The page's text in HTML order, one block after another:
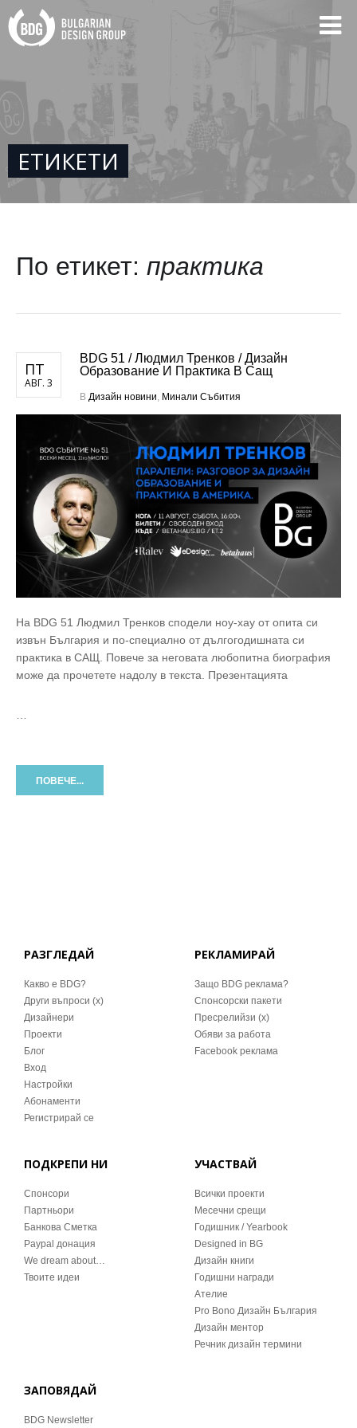
ЕТИКЕТИ
По етикет: практика
ПТ
АВГ. 3
BDG 51 / Людмил Тренков / Дизайн
Образование И Практика В Сащ
В Дизайн новини, Минали Събития
На BDG 51 Людмил Тренков сподели ноу-хау от опита си
извън България и по-специално от дългогодишната си
практика в САЩ. Повече за неговата любопитна биография
може да прочетете надолу в текста. Презентацията
ПОВЕЧЕ...
РАЗГЛЕДАЙ
Какво е BDG?
Други въпроси (x)
Дизайнери
Проекти
Блог
Вход
Настройки
Абонаменти
Регистрирай се
РЕКЛАМИРАЙ
Защо BDG реклама?
Спонсорски пакети
Пресрелийзи (x)
Обяви за работа
Facebook реклама
ПОДКРЕПИ НИ
Спонсори
Партньори
Банкова Сметка
Paypal донация
We dream about…
Твоите идеи
УЧАСТВАЙ
Всички проекти
Месечни срещи
Годишник / Yearbook
Designed in BG
Дизайн книги
Годишни награди
Ателие
Pro Bono Дизайн България
Дизайн ментор
Речник дизайн термини
ЗАПОВЯДАЙ
BDG Newsletter